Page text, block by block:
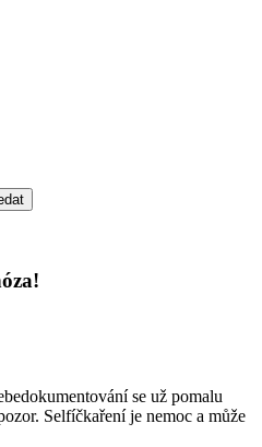
se už pomalu
Selfíčkaření je nemoc a může